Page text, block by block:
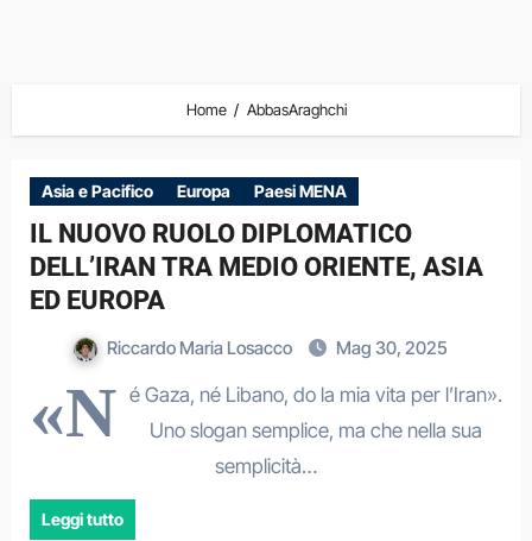
Home AbbasAraghchi
Asia e Pacifico Europa Paesi MENA
IL NUOVO RUOLO DIPLOMATICO
DELL’IRAN TRA MEDIO ORIENTE, ASIA
ED EUROPA
Riccardo Maria Losacco Mag 30, 2025
«N é Gaza, né Libano, do la mia vita per l’Iran».
Uno slogan semplice, ma che nella sua
semplicità…
Leggi tutto